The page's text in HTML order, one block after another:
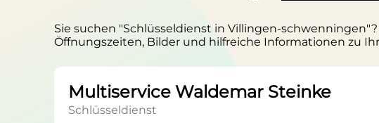
Sie suchen "Schlüsseldienst in Villingen-
Öffnungszeiten, Bilder und hilfreiche Informationen zu
Multiservice Waldemar Steinke
Schlüsseldienst